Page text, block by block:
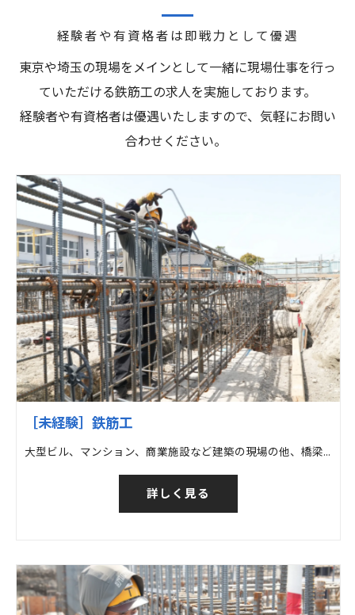
経験者や有資格者は即戦力として優遇
東京や埼玉の現場をメインとして一緒に現場仕事を行っ
ていただける鉄筋工の求人を実施しております。
経験者や有資格者は優遇いたしますので、気軽にお問い
合わせください。
［未経験］鉄筋工
大型ビル、マンション、商業施設など建築の現場の他、橋梁など土木の現場での鉄筋工事
詳しく見る